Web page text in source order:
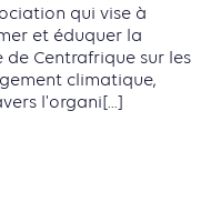
qui vise à
et éduquer la
Centrafrique sur les
climatique,
l'organi[...]